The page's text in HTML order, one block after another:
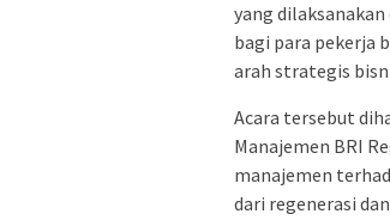
yang
bagi para pekerja
arah strategis
Acara tersebut
Manajemen BRI
manajemen
dari regenerasi